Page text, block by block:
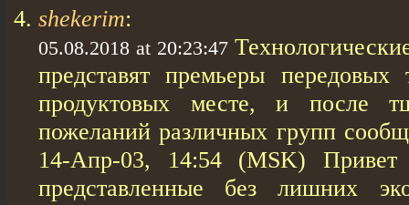
shekerim:
05.08.2018 at 20:23:47
представят премьеры передовых
продуктовых месте, и после
пожеланий различных групп
14-Апр-03, 14:54 (MSK) Привет
представленные без лишних